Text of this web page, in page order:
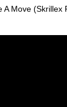
A Move (Skrillex